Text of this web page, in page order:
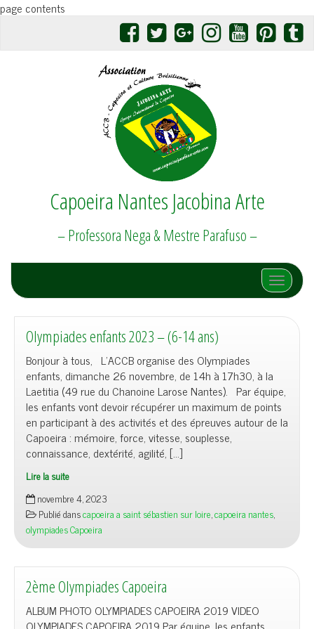
page contents
Capoeira Nantes Jacobina Arte
– Professora Nega & Mestre Parafuso –
Afficher/
Olympiades enfants 2023 – (6-14 ans)
Bonjour à tous, L’ACCB organise des Olympiades
enfants, dimanche 26 novembre, de 14h à 17h30, à la
Laetitia (49 rue du Chanoine Larose Nantes). Par équipe,
les enfants vont devoir récupérer un maximum de points
en participant à des activités et des épreuves autour de la
Capoeira : mémoire, force, vitesse, souplesse,
connaissance, dextérité, agilité, […]
Lire la suite
novembre 4, 2023
Publié danscapoeira a saint sébastien sur loire,capoeira nantes,
olympiades Capoeira
2ème Olympiades Capoeira
ALBUM PHOTO OLYMPIADES CAPOEIRA 2019 VIDEO